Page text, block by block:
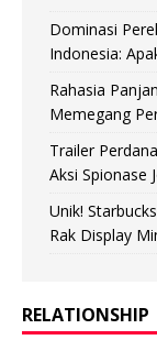
Dominasi
Indonesia:
Rahasia
Memegang
Trailer
Aksi Spionase
Unik!
Rak Display
RELATIONSHIP